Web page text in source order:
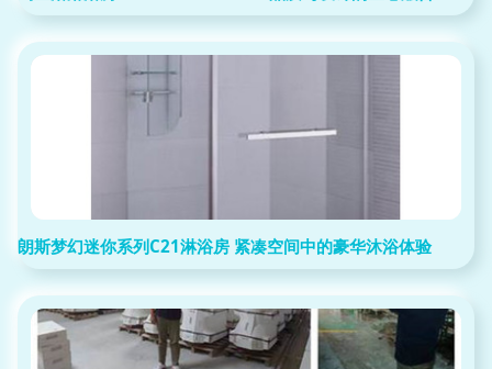
朗斯梦幻迷你系列C21淋浴房 紧凑空间中的豪华沐浴体验